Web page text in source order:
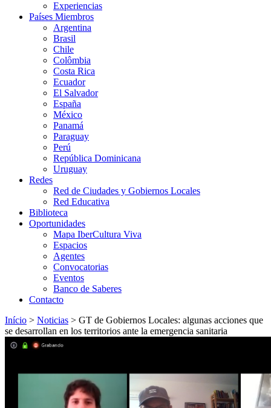
Experiencias
Países Miembros
Argentina
Brasil
Chile
Colômbia
Costa Rica
Ecuador
El Salvador
España
México
Panamá
Paraguay
Perú
República Dominicana
Uruguay
Redes
Red de Ciudades y Gobiernos Locales
Red Educativa
Biblioteca
Oportunidades
Mapa IberCultura Viva
Espacios
Agentes
Convocatorias
Eventos
Banco de Saberes
Contacto
Início > Noticias > GT de Gobiernos Locales: algunas acciones que
se desarrollan en los territorios ante la emergencia sanitaria